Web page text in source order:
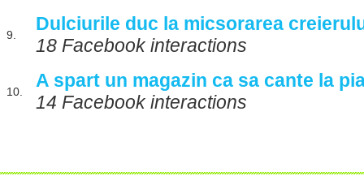
9.
Dulciurile duc la micsorarea
18 Facebook interactions
10.
A spart un magazin ca sa cante la
14 Facebook interactions